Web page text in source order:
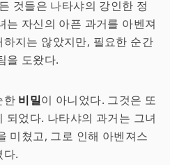
것들은 나타샤의 강인한 정
는 자신의 아픈 과거를 아벤져
지는 않았지만, 필요한 순간
을 도왔다.
한 비밀이 아니었다. 그것은 또
되었다. 나타샤의 과거는 그녀
미쳤고, 그로 인해 아벤져스
다.